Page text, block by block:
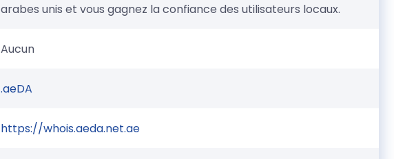
arabes unis et vous gagnez la confiance des utilisateurs locaux.
Aucun
.aeDA
https://whois.aeda.net.ae